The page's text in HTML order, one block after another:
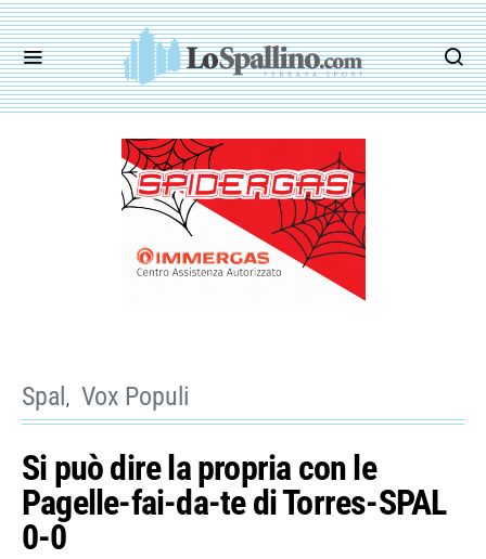
Spal Vox Populi
Si può dire la propria con le
Pagelle-fai-da-te di Torres-SPAL
0-0